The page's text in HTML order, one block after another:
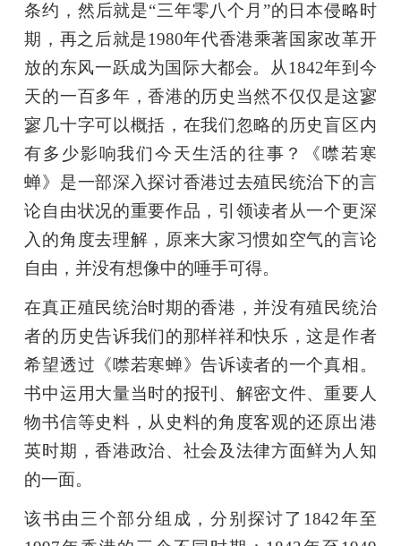
条约，然后就是“三年零八个月”的日本侵略时
期，再之后就是1980年代香港乘著国家改革开
放的东风一跃成为国际大都会。从1842年到今
天的一百多年，香港的历史当然不仅仅是这寥
寥几十字可以概括，在我们忽略的历史盲区内
有多少影响我们今天生活的往事？《噤若寒
蝉》是一部深入探讨香港过去殖民统治下的言
论自由状况的重要作品，引领读者从一个更深
入的角度去理解，原来大家习惯如空气的言论
自由，并没有想像中的唾手可得。
在真正殖民统治时期的香港，并没有殖民统治
者的历史告诉我们的那样祥和快乐，这是作者
希望透过《噤若寒蝉》告诉读者的一个真相。
书中运用大量当时的报刊、解密文件、重要人
物书信等史料，从史料的角度客观的还原出港
英时期，香港政治、社会及法律方面鲜为人知
的一面。
该书由三个部分组成，分别探讨了1842年至